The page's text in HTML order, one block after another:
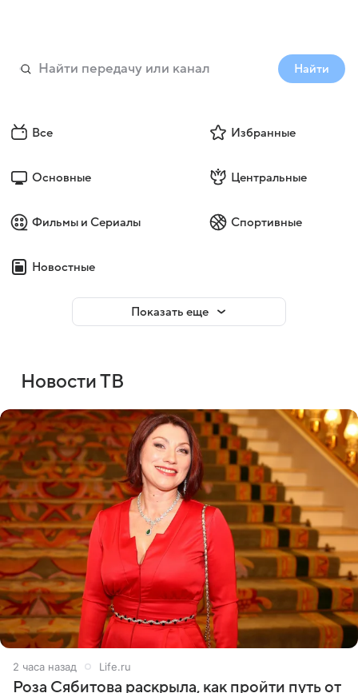
Найти
Все Избранные
Основные Центральные
Фильмы и Сериалы Спортивные
Новостные
Показать еще
Новости ТВ
2 часа назад Life.ru
Роза Сябитова раскрыла, как пройти путь от